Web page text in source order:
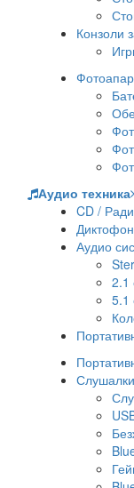
Конзоли
Аудио техника
CD /
Аудио
2.1
5.1
Слушалки